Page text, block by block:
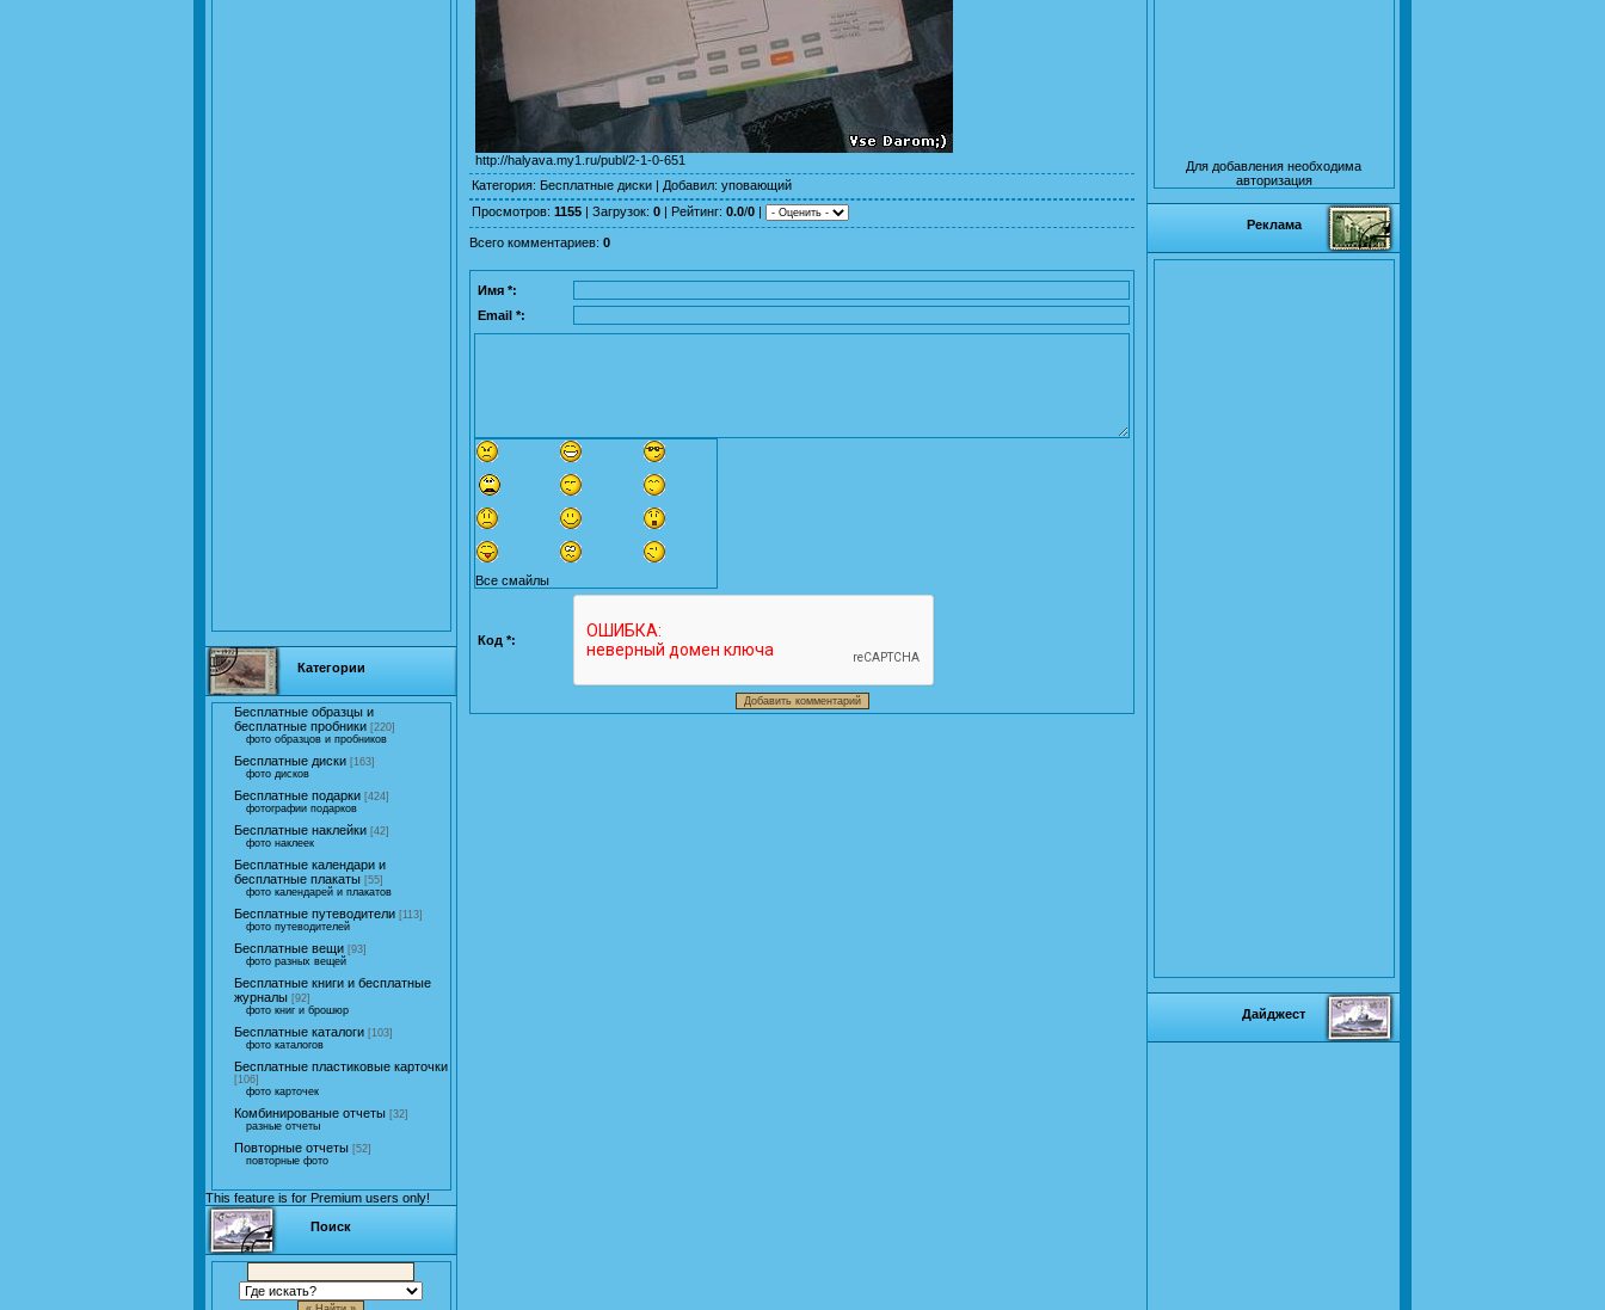
Категории
Бесплатные образцы и
бесплатные пробники [220]
фото образцов и пробников
Бесплатные диски [163]
фото дисков
Бесплатные подарки [424]
фотографии подарков
Бесплатные наклейки [42]
фото наклеек
Бесплатные календари и
бесплатные плакаты [55]
фото календарей и плакатов
Бесплатные путеводители [113]
фото путеводителей
Бесплатные вещи [93]
фото разных вещей
Бесплатные книги и бесплатные
журналы [92]
фото книг и брошюр
Бесплатные каталоги [103]
фото каталогов
Бесплатные пластиковые карточки
[106]
фото карточек
Комбинированые отчеты [32]
разные отчеты
Повторные отчеты [52]
повторные фото
This feature is for Premium users only!
Поиск
http://halyava.my1.ru/publ/2-1-0-651
Категория: Бесплатные диски | Добавил: уповающий
Просмотров: 1155 | Загрузок: 0 | Рейтинг: 0.0/0 |
Всего комментариев: 0
Имя *:
Email *:
Все смайлы
Код *:
Для добавления необходима
авторизация
Реклама
Дайджест